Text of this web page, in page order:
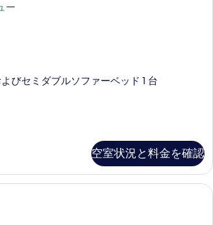
ー
びセミダブルソファーベッド 1 台
空室状況と料金を確認